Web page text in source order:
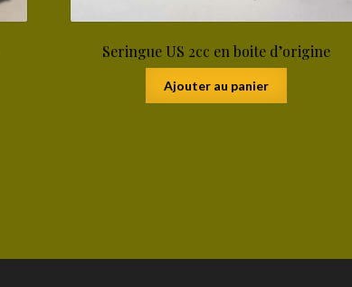
Seringue US 2cc en boite d’origine
Ajouter au panier